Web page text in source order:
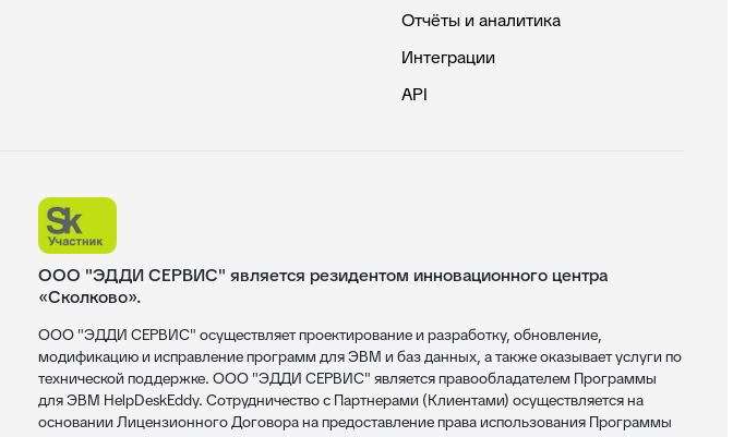
Отчёты и аналитика
Интеграции
API
ООО "ЭДДИ СЕРВИС" является резидентом инновационного центра
«Сколково».
ООО "ЭДДИ СЕРВИС" осуществляет проектирование и разработку, обновление,
модификацию и исправление программ для ЭВМ и баз данных, а также оказывает услуги по
технической поддержке. ООО "ЭДДИ СЕРВИС" является правообладателем Программы
для ЭВМ HelpDeskEddy. Сотрудничество с Партнерами (Клиентами) осуществляется на
основании Лицензионного Договора на предоставление права использования Программы